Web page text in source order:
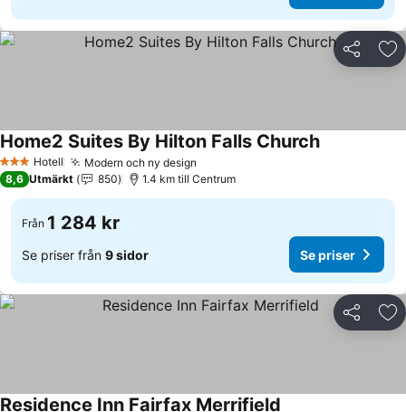
Dela
3 StjärnorHotell Modern och ny design
Home2 Suites By Hilton Falls ChurchSe priser
8,6 Utmärkt 850 1.4 km till Centrum
Från 1 284 kr
Se priser från 9 sidor Se priser
Dela
Residence Inn Fairfax Merrifield